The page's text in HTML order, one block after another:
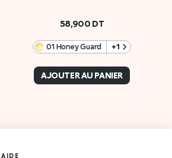
58,900 DT
01 Honey Guard +1
AJOUTER AU PANIER
AIDE